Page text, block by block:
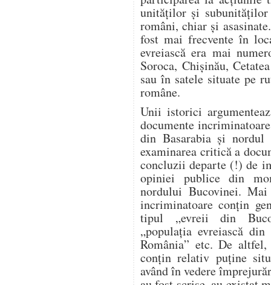
unităților și
români, chiar și
fost mai frecvente în
evreiască era mai
Soroca, Chișinău,
sau în satele situate pe
române.
Unii istorici
documente
din Basarabia și nordul
examinarea critică a
concluzii departe (!) de
opiniei publice din
nordului Bucovinei.
incriminatoare conțin
tipul „evreii din
„populația evreiască
România” etc. De
conțin relativ puține
având în vedere